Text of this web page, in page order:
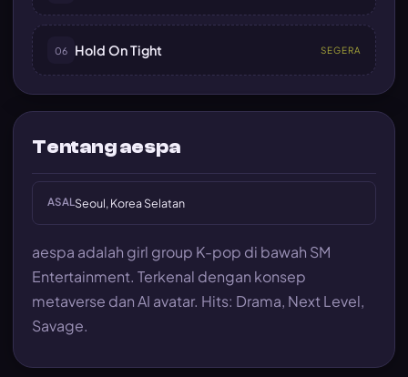
06 Hold On Tight SEGERA
Tentang aespa
ASALSeoul, Korea Selatan
aespa adalah girl group K-pop di bawah SM
Entertainment. Terkenal dengan konsep
metaverse dan AI avatar. Hits: Drama, Next Level,
Savage.